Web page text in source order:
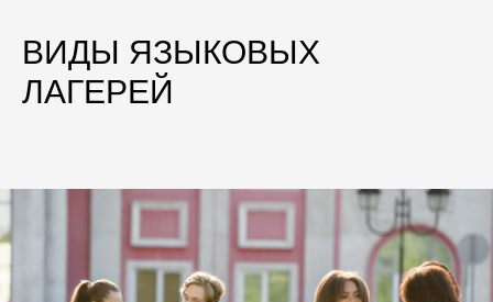
ВИДЫ ЯЗЫКОВЫХ
ЛАГЕРЕЙ